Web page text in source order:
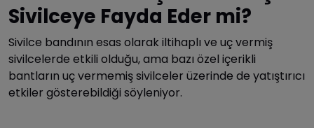
Sivilceye Fayda Eder mi?
Sivilce bandının esas olarak iltihaplı ve uç vermiş
sivilcelerde etkili olduğu, ama bazı özel içerikli
bantların uç vermemiş sivilceler üzerinde de yatıştırıcı
etkiler gösterebildiği söyleniyor.